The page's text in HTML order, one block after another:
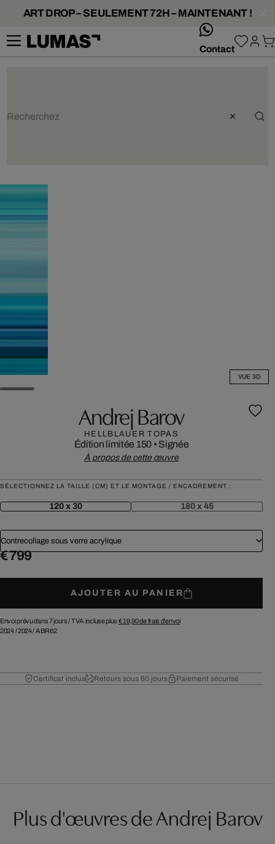
ART DROP – SEULEMENT 72H – MAINTENANT !
Contact
VUE 3D
Andrej Barov
HELLBLAUER TOPAS
Édition limitée 150 • Signée
À propos de cette œuvre
SÉLECTIONNEZ LA TAILLE (CM) ET LE MONTAGE / ENCADREMENT :
120 x 30 180 x 45
Contrecollage sous verre acrylique
€ 799
AJOUTER AU PANIER
Envoi prévu dans 7 jours /TVA incluse plus € 19,90de frais d'envoi
2024/2024/ABR62
Certificat inclus Retours sous 60 jours Paiement sécurisé
Plus d'œuvres de Andrej Barov